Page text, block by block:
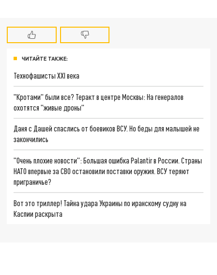
ЧИТАЙТЕ ТАКЖЕ:
Технофашисты XXI века
"Кротами" были все? Теракт в центре Москвы: На генералов
охотятся "живые дроны"
Даня с Дашей спаслись от боевиков ВСУ. Но беды для малышей не
закончились
"Очень плохие новости": Большая ошибка Palantir в России. Страны
НАТО впервые за СВО остановили поставки оружия. ВСУ теряют
приграничье?
Вот это триллер! Тайна удара Украины по иранскому судну на
Каспии раскрыта